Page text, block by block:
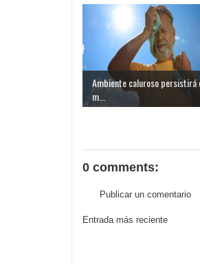
Ambiente caluroso persistirá
m...
0 comments:
Publicar un comentario
Entrada más reciente